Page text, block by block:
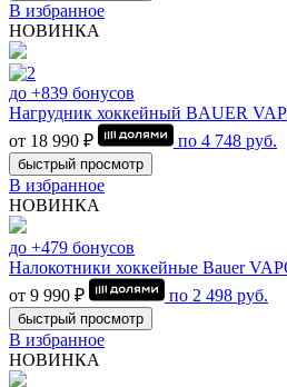
В избранное
НОВИНКА
до +839 бонусов
Нагрудник хоккейный BAUER
от 18 990 ₽
по 4 748 руб.
быстрый просмотр
В избранное
НОВИНКА
до +479 бонусов
Налокотники хоккейные Bauer
от 9 990 ₽
по 2 498 руб.
быстрый просмотр
В избранное
НОВИНКА